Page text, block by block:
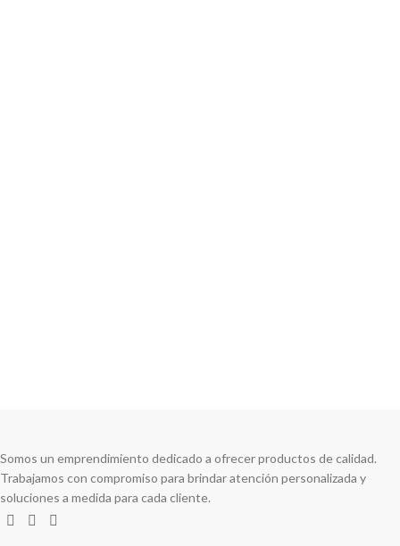
Somos un emprendimiento dedicado a ofrecer productos de calidad.
Trabajamos con compromiso para brindar atención personalizada y
soluciones a medida para cada cliente.